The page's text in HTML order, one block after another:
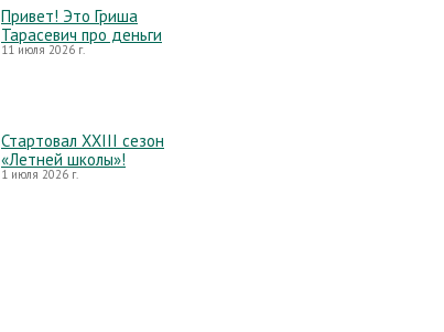
Привет! Это Гриша
Тарасевич про деньги
11 июля 2026 г.
Стартовал XXIII сезон
«Летней школы»!
1 июля 2026 г.